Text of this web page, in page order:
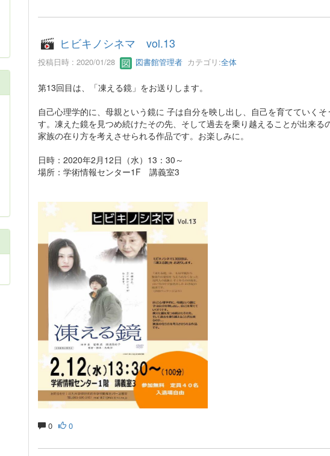
ヒビキノシネマ vol.13
投稿日時 : 2020/01/28 図書館管理者カテゴリ:全体
第13回目は、「凍える鏡」をお送りします。
自己心理学的に、母親という鏡に 子は自分を映し出し、自己を育てていくそ
す。凍えた鏡を見つめ続けたその先、そして過去を乗り越えることが出来る
家族の在り方を考えさせられる作品です。お楽しみに。
日時：2020年2月12日（水）13：30～
場所：学術情報センター1F 講義室3
0 0